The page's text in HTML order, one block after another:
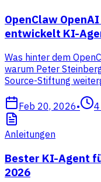
OpenClaw
entwickelt KI-
Was hinter dem
warum Peter
Source-Stiftung
Feb 20, 2026• 4
Anleitungen
Bester KI-Agent
2026